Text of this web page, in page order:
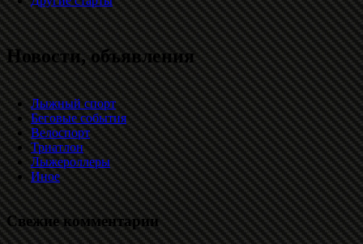
Новости, объявления
Лыжный спорт
Беговые события
Велоспорт
Триатлон
Лыжероллеры
Иное
Свежие комментарии